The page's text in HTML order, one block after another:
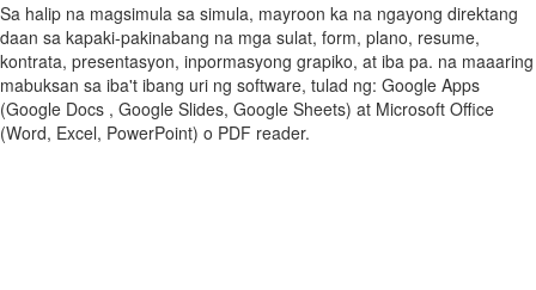
Sa halip na magsimula sa simula, mayroon ka na ngayong direktang
daan sa kapaki-pakinabang na mga sulat, form, plano, resume,
kontrata, presentasyon, inpormasyong grapiko, at iba pa. na maaaring
mabuksan sa iba't ibang uri ng software, tulad ng: Google Apps
(Google Docs , Google Slides, Google Sheets) at Microsoft Office
(Word, Excel, PowerPoint) o PDF reader.